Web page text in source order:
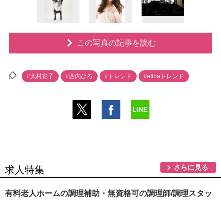
この写真の記事を読む
#大村彩子 #西内ひろ #トレンド #elthaトレンド
求人特集 さらに見る
有料老人ホームの調理補助・無資格可の調理師/調理スタッ